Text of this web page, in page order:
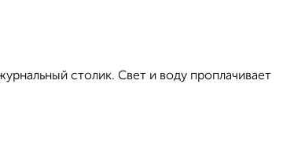
столик. Свет и воду проплачивает